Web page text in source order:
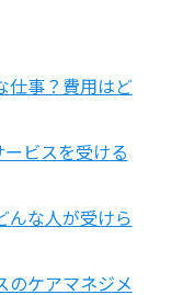
仕事？費用はど
ービスを受ける
んな人が受けら
のケアマネジメ